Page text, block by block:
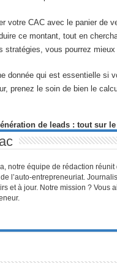
votre CAC avec le panier de
ce montant, tout en
stratégies, vous pourrez
donnée qui est essentielle si
prenez le soin de bien le
de leads : tout sur
notre équipe de rédaction
de l’auto-entrepreneuriat.
et à jour. Notre mission ? Vous